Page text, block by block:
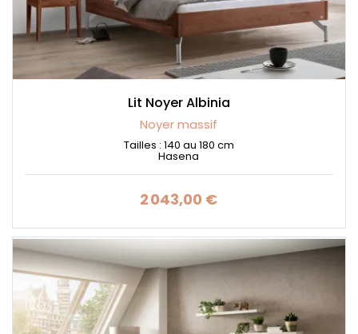
Lit Noyer Albinia
Noyer massif
Tailles : 140 au 180 cm
Hasena
Prix
2 043,00 €